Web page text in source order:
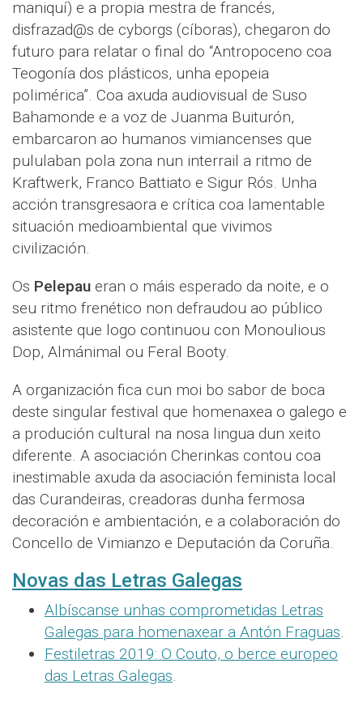
maniquí) e a propia mestra de francés,
disfrazad@s de cyborgs (cíboras), chegaron do
futuro para relatar o final do “Antropoceno coa
Teogonía dos plásticos, unha epopeia
polimérica”. Coa axuda audiovisual de Suso
Bahamonde e a voz de Juanma Buiturón,
embarcaron ao humanos vimiancenses que
pululaban pola zona nun interrail a ritmo de
Kraftwerk, Franco Battiato e Sigur Rós. Unha
acción transgresaora e crítica coa lamentable
situación medioambiental que vivimos
civilización.
Os Pelepau eran o máis esperado da noite, e o
seu ritmo frenético non defraudou ao público
asistente que logo continuou con Monoulious
Dop, Almánimal ou Feral Booty.
A organización fica cun moi bo sabor de boca
deste singular festival que homenaxea o galego e
a produción cultural na nosa lingua dun xeito
diferente. A asociación Cherinkas contou coa
inestimable axuda da asociación feminista local
das Curandeiras, creadoras dunha fermosa
decoración e ambientación, e a colaboración do
Concello de Vimianzo e Deputación da Coruña.
Novas das Letras Galegas
Albíscanse unhas comprometidas Letras
Galegas para homenaxear a Antón Fraguas.
Festiletras 2019: O Couto, o berce europeo
das Letras Galegas.